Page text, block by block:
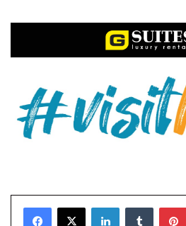
LinkedInTumblr